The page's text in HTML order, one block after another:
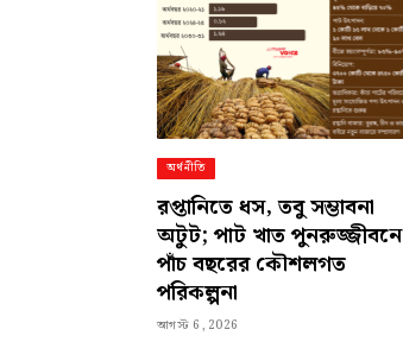
অর্থনীতি
রপ্তানিতে ধস, তবু সম্ভাবনা
অটুট; পাট খাত পুনরুজ্জীবনে
পাঁচ বছরের কৌশলগত
পরিকল্পনা
আগস্ট 6, 2026